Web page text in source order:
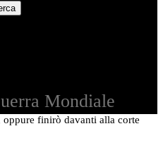
Mondiale
oppure finirò davanti alla corte